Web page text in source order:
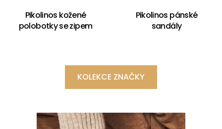
Pikolinos kožené
polobotky se zipem
Pikolinos pánské
sandály
KOLEKCE ZNAČKY